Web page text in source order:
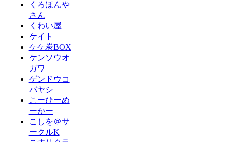
くろほんや
さん
くわい屋
ケイト
ケケ炭BOX
ケンソウオ
ガワ
ゲンドウコ
バヤシ
こーひーめ
ーかー
こしを＠サ
ークルK